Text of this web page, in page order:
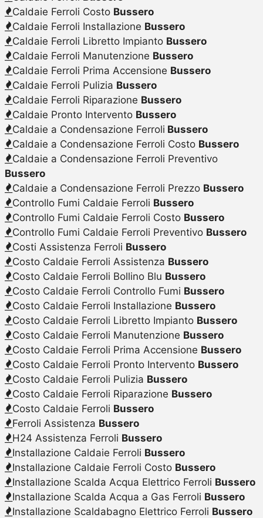
Caldaie Ferroli Costo Bussero
Caldaie Ferroli Installazione Bussero
Caldaie Ferroli Libretto Impianto Bussero
Caldaie Ferroli Manutenzione Bussero
Caldaie Ferroli Prima Accensione Bussero
Caldaie Ferroli Pulizia Bussero
Caldaie Ferroli Riparazione Bussero
Caldaie Pronto Intervento Bussero
Caldaie a Condensazione Ferroli Bussero
Caldaie a Condensazione Ferroli Costo Bussero
Caldaie a Condensazione Ferroli Preventivo
Bussero
Caldaie a Condensazione Ferroli Prezzo Bussero
Controllo Fumi Caldaie Ferroli Bussero
Controllo Fumi Caldaie Ferroli Costo Bussero
Controllo Fumi Caldaie Ferroli Preventivo Bussero
Costi Assistenza Ferroli Bussero
Costo Caldaie Ferroli Assistenza Bussero
Costo Caldaie Ferroli Bollino Blu Bussero
Costo Caldaie Ferroli Controllo Fumi Bussero
Costo Caldaie Ferroli Installazione Bussero
Costo Caldaie Ferroli Libretto Impianto Bussero
Costo Caldaie Ferroli Manutenzione Bussero
Costo Caldaie Ferroli Prima Accensione Bussero
Costo Caldaie Ferroli Pronto Intervento Bussero
Costo Caldaie Ferroli Pulizia Bussero
Costo Caldaie Ferroli Riparazione Bussero
Costo Caldaie Ferroli Bussero
Ferroli Assistenza Bussero
H24 Assistenza Ferroli Bussero
Installazione Caldaie Ferroli Bussero
Installazione Caldaie Ferroli Costo Bussero
Installazione Scalda Acqua Elettrico Ferroli Bussero
Installazione Scalda Acqua a Gas Ferroli Bussero
Installazione Scaldabagno Elettrico Ferroli Bussero